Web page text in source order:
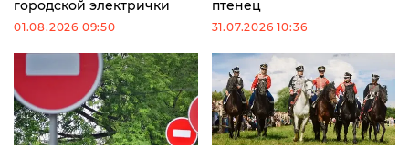
городской электрички
01.08.2026 09:50
птенец
31.07.2026 10:36